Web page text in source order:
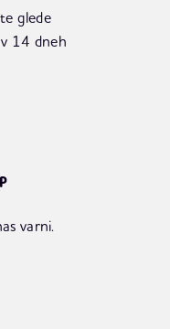
glede
14 dneh
varni.